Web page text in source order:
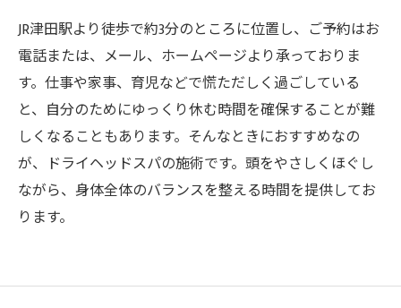
JR津田駅より徒歩で約3分のところに位置し、ご予約はお
電話または、メール、ホームページより承っておりま
す。仕事や家事、育児などで慌ただしく過ごしている
と、自分のためにゆっくり休む時間を確保することが難
しくなることもあります。そんなときにおすすめなの
が、ドライヘッドスパの施術です。頭をやさしくほぐし
ながら、身体全体のバランスを整える時間を提供してお
ります。